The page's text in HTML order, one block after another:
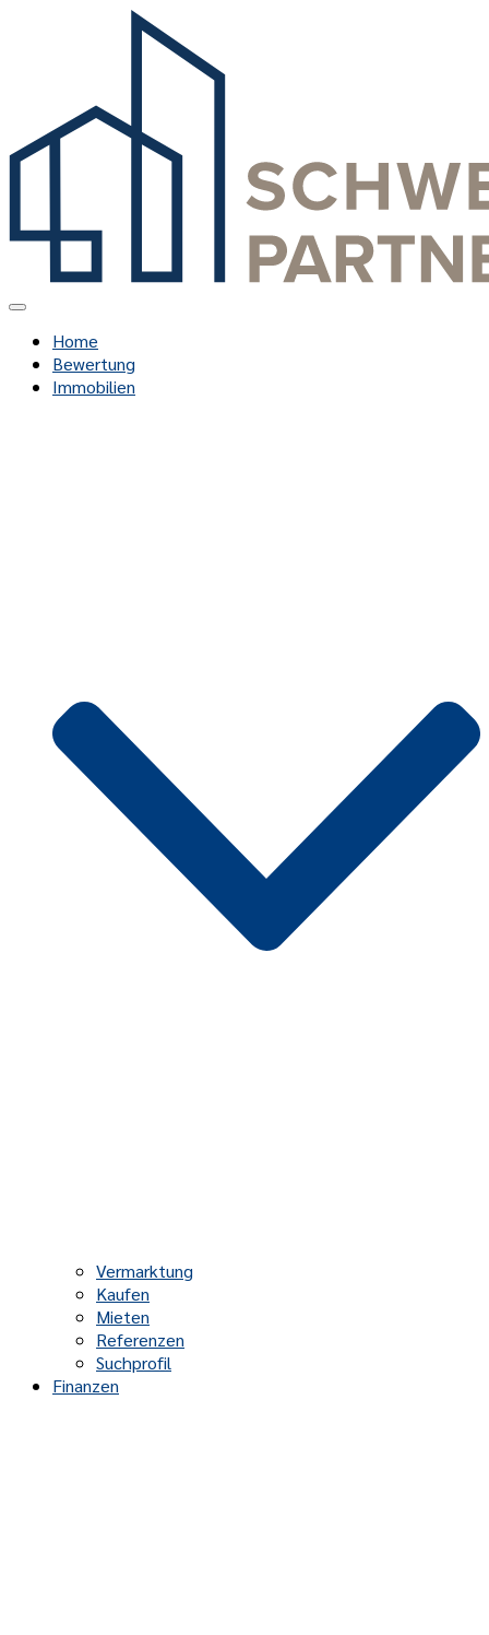
Home
Bewertung
Immobilien
Vermarktung
Kaufen
Mieten
Referenzen
Suchprofil
Finanzen